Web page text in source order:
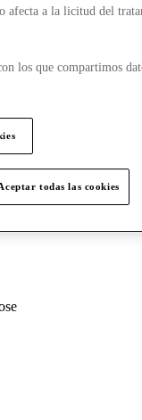
afecta a la licitud del
los que compartimos
todas las cookies